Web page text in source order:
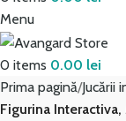
Menu
0 items 0.00 lei
Prima pagină Jucării
Figurina Interactiva,